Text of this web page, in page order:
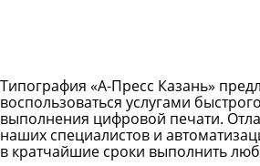
Типография «А-Пресс Казань»
воспользоваться услугами
выполнения цифровой печати.
наших специалистов и
в кратчайшие сроки выполнить